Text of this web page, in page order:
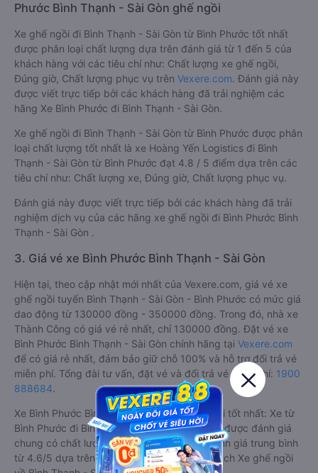
Phước Bình Thạnh - Sài Gòn ghế ngồi
Xe ghế ngồi đi Bình Thạnh - Sài Gòn từ Bình Phước tốt nhất
được phân loại chất lượng dựa trên đánh giá từ 1 đến 5 của
khách hàng với các tiêu chí như: Chất lượng xe ghế ngồi,
Đúng giờ, Chất lượng phục vụ trên Vexere.com. Đánh giá này
được viết trực tiếp bởi các khách hàng đã trải nghiệm các
hãng Xe Bình Phước đi Bình Thạnh - Sài Gòn.
Xe ghế ngồi đi Bình Thạnh - Sài Gòn từ Bình Phước được phân
loại chất lượng tốt nhất là xe Hoàng Yến Logistics đi Bình
Thạnh - Sài Gòn từ Bình Phước đạt 4.8 / 5 điểm dựa trên các
tiêu chí như: Chất lượng xe, Đúng giờ, Chất lượng phục vụ.
Đánh giá này được viết trực tiếp bởi các khách hàng đã trải
nghiệm dịch vụ của các hãng xe ghế ngồi đi Bình Phước Bình
Thạnh - Sài Gòn .
3. Giá vé xe Bình Phước Bình Thạnh - Sài Gòn
Hiện tại, theo cập nhật mới nhất của Vexere.com, giá vé xe
ghế ngồi tuyến Bình Thạnh - Sài Gòn - Bình Phước có mức giá
dao động từ 130000 đồng - 350000 đồng. Trong đó, nhà xe
Thành Công có giá vé rẻ nhất, chỉ 130000 đồng. Đặt vé xe
Bình Phước Bình Thạnh - Sài Gòn chính hãng tại Vexere.com
để có giá rẻ nhất, đảm bảo giữ chỗ 100% và hỗ trợ đổi trả vé
miễn phí. Tổng đài tư vấn, đặt vé và đổi trả vé miễn phí: 1900
888684.
Xe Bình Phước Bình Thạnh - Sài Gòn ghế ngồi tốt nhất: Xe từ
Bình Phước đi Bình Thạnh - Sài Gòn ghế ngồi được đánh giá
chung có chất lượng Trung bình với điểm đánh giá trung bình
từ 4.6/5 dựa trên 782 phản hồi của hành khách Xe ghế ngồi